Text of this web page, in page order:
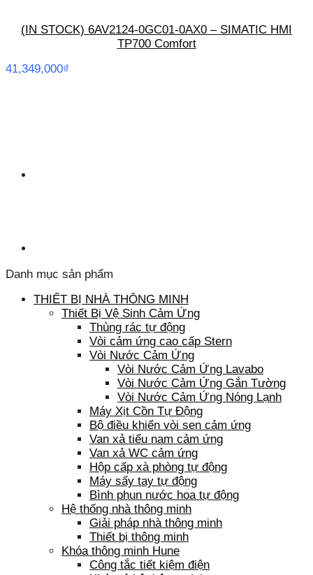
(IN STOCK) 6AV2124-0GC01-0AX0 – SIMATIC HMI
TP700 Comfort
41,349,000₫
Danh mục sản phẩm
THIẾT BỊ NHÀ THÔNG MINH
Thiết Bị Vệ Sinh Cảm Ứng
Thùng rác tự động
Vòi cảm ứng cao cấp Stern
Vòi Nước Cảm Ứng
Vòi Nước Cảm Ứng Lavabo
Vòi Nước Cảm Ứng Gắn Tường
Vòi Nước Cảm Ứng Nóng Lạnh
Máy Xịt Cồn Tự Động
Bộ điều khiển vòi sen cảm ứng
Van xả tiểu nam cảm ứng
Van xả WC cảm ứng
Hộp cấp xà phòng tự động
Máy sấy tay tự động
Bình phun nước hoa tự động
Hệ thống nhà thông minh
Giải pháp nhà thông minh
Thiết bị thông minh
Khóa thông minh Hune
Công tắc tiết kiệm điện